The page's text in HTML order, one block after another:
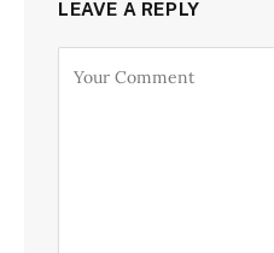
LEAVE A REPLY